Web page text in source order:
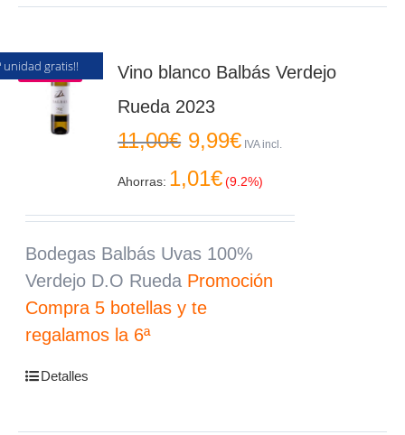
Oferta
unidad gratis!!
Vino blanco Balbás Verdejo
Rueda 2023
11,00€
precio
era:
9,99€precio
es:
9,99€.
IVA incl.
Ahorras: 1,01€(9.2%)
Bodegas Balbás Uvas 100%
Verdejo D.O Rueda Promoción
Compra 5 botellas y te
regalamos la 6ª
Detalles